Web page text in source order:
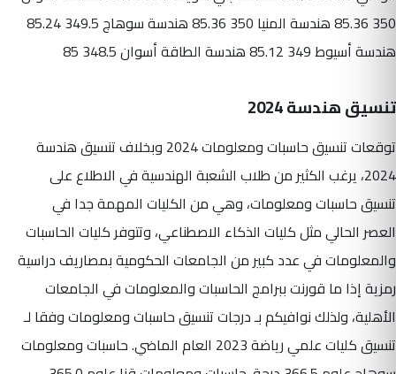
350 85.36 هندسة المنيا 350 85.36 هندسة سوهاج 349.5 85.24
هندسة أسيوط 349 85.12 هندسة الطاقة أسوان 348.5 85
تنسيق هندسة 2024
توقعات تنسيق حاسبات ومعلومات 2024 وبخلاف تنسيق هندسة
2024، يرغب الكثير من طلاب الشعبة الهندسية في الاطلاع على
تنسيق حاسبات ومعلومات، وهي من الكليات المهمة جدا في
العصر الحالي مثل كليات الذكاء الاصطناعي، وتتوفر كليات الحاسبات
والمعلومات في عدد كبير من الجامعات الحكومية بمصاريف دراسية
رمزية إذا ما قورنت ببرامج الحاسبات والمعلومات في الجامعات
الأهلية، ولذلك نوافيكم بـ درجات تنسيق حاسبات ومعلومات وفقا لـ
تنسيق كليات علمي رياضة 2023 العام الماضي. حاسبات ومعلومات